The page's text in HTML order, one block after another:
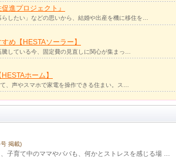
進プロジェクト』
したい」などの思いから、結婚や出産を機に移住を…
め【HESTAソーラー】
している今、固定費の見直しに関心が集まっ…
ホーム】
、声やスマホで家電を操作できる住まい。ス…
掲載)
子育て中のママやパパも、何かとストレスを感じる場 …